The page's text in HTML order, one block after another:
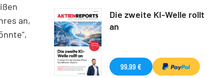
an,
Die zweite KI-Welle rollt
an
99,99 €